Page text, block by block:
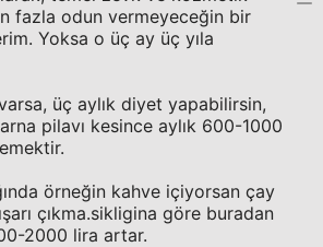
fazla odun vermeyeceğin bir
Yoksa o üç ay üç yıla
üç aylık diyet yapabilirsin,
pilavı kesince aylık 600-1000
örneğin kahve içiyorsan çay
çıkma.sikligina göre buradan
2000 lira artar.